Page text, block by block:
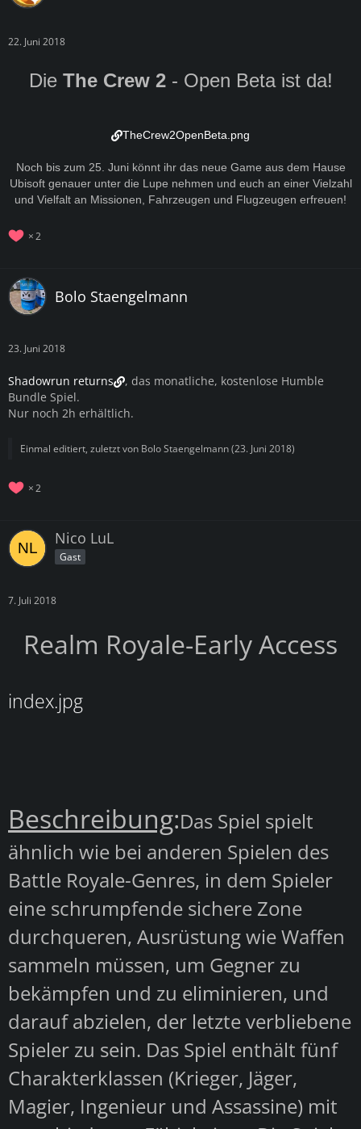
22. Juni 2018
Die The Crew 2 - Open Beta ist da!
TheCrew2OpenBeta.png
Noch bis zum 25. Juni könnt ihr das neue Game aus dem Hause
Ubisoft genauer unter die Lupe nehmen und euch an einer Vielzahl
und Vielfalt an Missionen, Fahrzeugen und Flugzeugen erfreuen!
2
Bolo Staengelmann
23. Juni 2018
Shadowrun returns
, das monatliche, kostenlose Humble
Bundle Spiel.
Nur noch 2h erhältlich.
Einmal editiert, zuletzt von Bolo Staengelmann(23. Juni 2018)
2
Nico LuL
Gast
7. Juli 2018
Realm Royale-Early Access
index.jpg
Beschreibung:Das Spiel spielt
ähnlich wie bei anderen Spielen des
Battle Royale-Genres, in dem Spieler
eine schrumpfende sichere Zone
durchqueren, Ausrüstung wie Waffen
sammeln müssen, um Gegner zu
bekämpfen und zu eliminieren, und
darauf abzielen, der letzte verbliebene
Spieler zu sein. Das Spiel enthält fünf
Charakterklassen (Krieger, Jäger,
Magier, Ingenieur und Assassine) mit